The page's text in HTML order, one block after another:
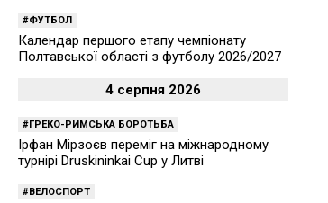
ФУТБОЛ
Календар першого етапу чемпіонату
Полтавської області з футболу 2026/2027
4 серпня 2026
ГРЕКО-РИМСЬКА БОРОТЬБА
Ірфан Мірзоєв переміг на міжнародному
турнірі Druskininkai Cup у Литві
ВЕЛОСПОРТ